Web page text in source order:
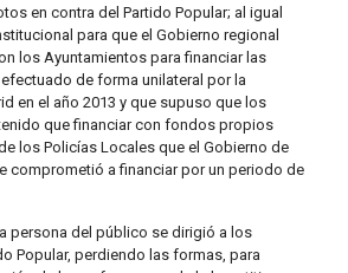
en contra del Partido Popular; al igual
para que el Gobierno regional
los Ayuntamientos para financiar las
efectuado de forma unilateral por la
en el año 2013 y que supuso que los
que financiar con fondos propios
los Policías Locales que el Gobierno de
comprometió a financiar por un periodo de
persona del público se dirigió a los
Popular, perdiendo las formas, para